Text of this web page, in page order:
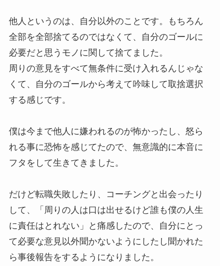
他人というのは、自分以外のことです。もちろん
全部を全部捨てるのではなくて、自分のゴールに
必要だと思うモノに関して捨てました。
周りの意見をすべて無条件に受け入れるんじゃな
くて、自分のゴールから考えて吟味して取捨選択
する感じです。
僕は今まで他人に嫌われるのが怖かったし、怒ら
れる事に恐怖を感じてたので、無意識的に本音に
フタをして生きてきました。
だけど転職失敗したり、コーチングと出会ったり
して、「周りの人は口は出せるけど誰も僕の人生
に責任はとれない」と痛感したので、自分にとっ
て必要な意見以外聞かないようにしたし聞かれた
ら事後報告をするようになりました。